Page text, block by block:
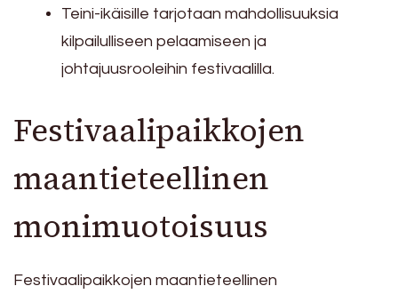
Teini-ikäisille tarjotaan mahdollisuuksia
kilpailulliseen pelaamiseen ja
johtajuusrooleihin festivaalilla.
Festivaalipaikkojen
maantieteellinen
monimuotoisuus
Festivaalipaikkojen maantieteellinen